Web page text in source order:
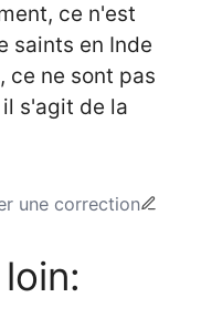
ce n'est
saints en Inde
ce ne sont pas
s'agit de la
une correction